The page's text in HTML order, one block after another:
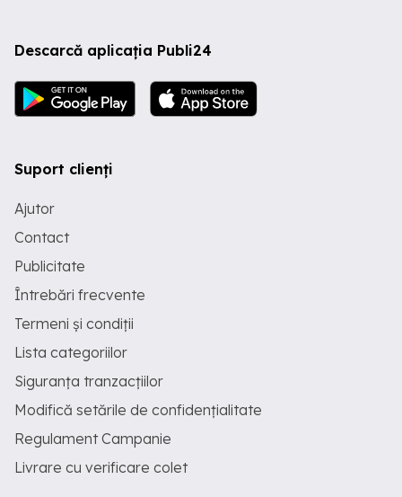
Descarcă aplicația Publi24
Suport clienți
Ajutor
Contact
Publicitate
Întrebări frecvente
Termeni și condiții
Lista categoriilor
Siguranța tranzacțiilor
Modifică setările de confidențialitate
Regulament Campanie
Livrare cu verificare colet